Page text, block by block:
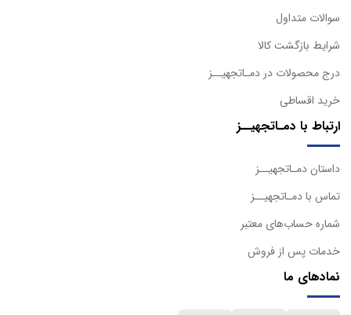
سوالات متداول
شرایط بازگشت کالا
درج محصولات در دمـاتجهیــز
خرید اقساطی
ارتباط با دمـاتجهیــز
داستان دمـاتجهیــز
تماس با دمـاتجهیــز
شماره حساب‌های معتبر
خدمات پس از فروش
نمادهای ما